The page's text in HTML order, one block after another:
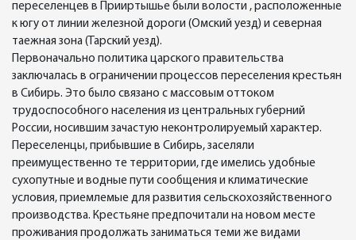
переселенцев в Прииртышье были волости , расположенные
к югу от линии железной дороги (Омский уезд) и северная
таежная зона (Тарский уезд).
Первоначально политика царского правительства
заключалась в ограничении процессов переселения крестьян
в Сибирь. Это было связано с массовым оттоком
трудоспособного населения из центральных губерний
России, носившим зачастую неконтролируемый характер.
Переселенцы, прибывшие в Сибирь, заселяли
преимущественно те территории, где имелись удобные
сухопутные и водные пути сообщения и климатические
условия, приемлемые для развития сельскохозяйственного
производства. Крестьяне предпочитали на новом месте
проживания продолжать заниматься теми же видами